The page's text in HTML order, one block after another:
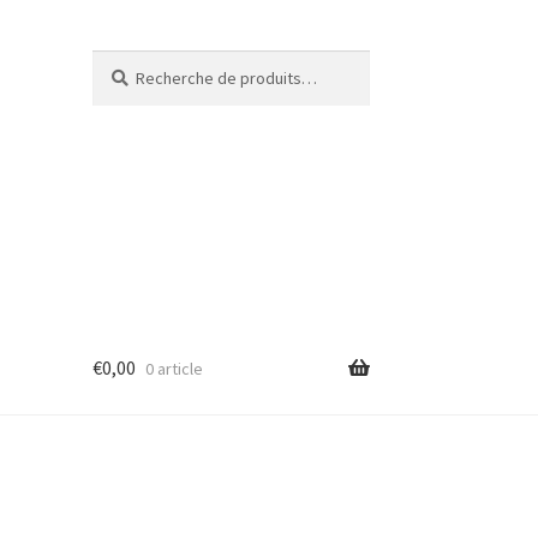
€0,00 0 article